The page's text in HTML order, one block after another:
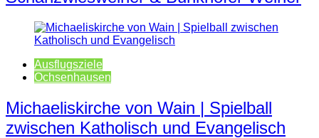
Ausflugsziele
Ochsenhausen
Michaeliskirche von Wain | Spielball
zwischen Katholisch und Evangelisch